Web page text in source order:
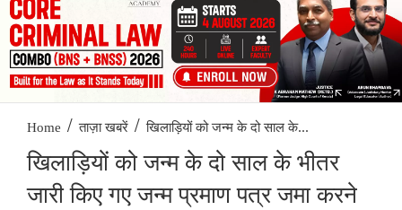
Home / ताज़ा खबरें / खिलाड़ियों को जन्म के दो साल के...
खिलाड़ियों को जन्म के दो साल के भीतर
जारी किए गए जन्म प्रमाण पत्र जमा करने